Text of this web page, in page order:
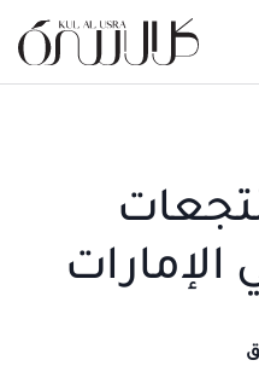
4 منتجعات
الإمارات